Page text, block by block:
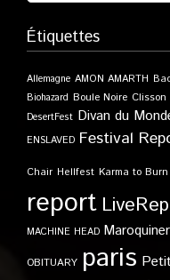
Étiquettes
Allemagne AMON AMARTH
Biohazard Boule Noire Clisson
DesertFest Divan du
ENSLAVED Festival
Chair Hellfest Karma to Burn
report
MACHINE HEAD
OBITUARY paris